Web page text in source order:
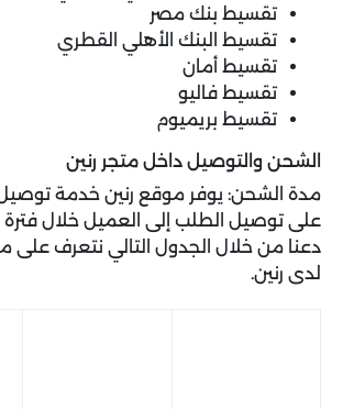
تقسيط بنك مصر
تقسيط البنك الأهلي القطري
تقسيط أمان
تقسيط فاليو
تقسيط بريميوم
الشحن والتوصيل داخل متجر رنين
مدة الشحن: يوفر موقع رنين خدمة
على توصيل الطلب إلى العميل خلال فترة
دعنا من خلال الجدول التالي نتعرف على
لدى رنين.